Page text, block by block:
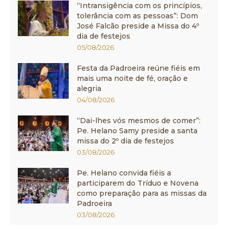
“Intransigência com os princípios,
tolerância com as pessoas”: Dom
José Falcão preside a Missa do 4º
dia de festejos
05/08/2026
Festa da Padroeira reúne fiéis em
mais uma noite de fé, oração e
alegria
04/08/2026
“Dai-lhes vós mesmos de comer”:
Pe. Helano Samy preside a santa
missa do 2º dia de festejos
03/08/2026
Pe. Helano convida fiéis a
participarem do Tríduo e Novena
como preparação para as missas da
Padroeira
03/08/2026